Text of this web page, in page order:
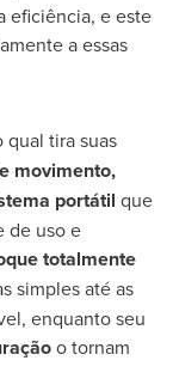
eficiência, e este
a essas
tira suas
movimento,
portátil que
de uso e
totalmente
simples até as
enquanto seu
o tornam